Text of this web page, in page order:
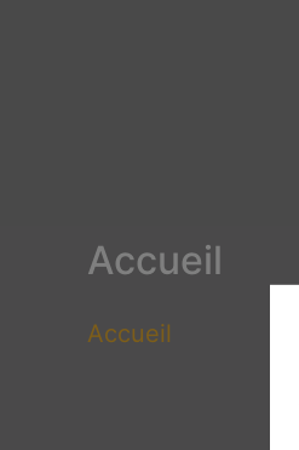
Accueil
Accueil